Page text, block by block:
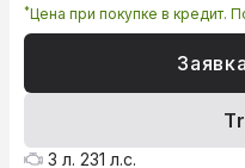
*Цена при покупке в кредит.
3 л. 231 л.с.